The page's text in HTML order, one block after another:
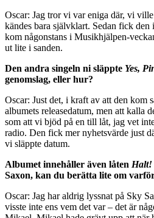
Oscar: Jag tror vi var eniga där, vi
kändes bara självklart. Sedan fick den
kom någonstans i Musikhjälpen-
ut lite i sanden.
Den andra singeln ni släppte Yes,
genomslag, eller hur?
Oscar: Just det, i kraft av att den kom
albumets releasedatum, men att kalla
som att vi bjöd på en till låt, jag vet
radio. Den fick mer nyhetsvärde just
vi släppte datum.
Albumet innehåller även låten Halt!
Saxon, kan du berätta lite om
Oscar: Jag har aldrig lyssnat på Sky
visste inte ens vem det var – det är